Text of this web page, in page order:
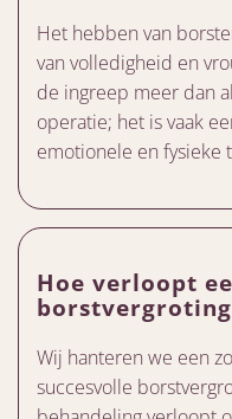
Het hebben van
van volledigheid en
de ingreep meer dan
operatie; het is vaak
emotionele en fysieke
Hoe verloopt
Wij hanteren we een
succesvolle